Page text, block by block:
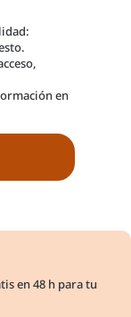
en
en 48 h para tu